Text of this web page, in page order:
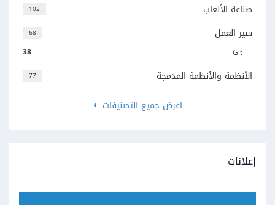
102 صناعة الألعاب
68 سير العمل
38 Git
77
الأنظمة والأنظمة المدمجة
اعرض جميع التصنيفات
إعلانات